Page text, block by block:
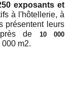
exposants et
à l'hôtellerie, à
présentent leurs
de 10 000
m2.